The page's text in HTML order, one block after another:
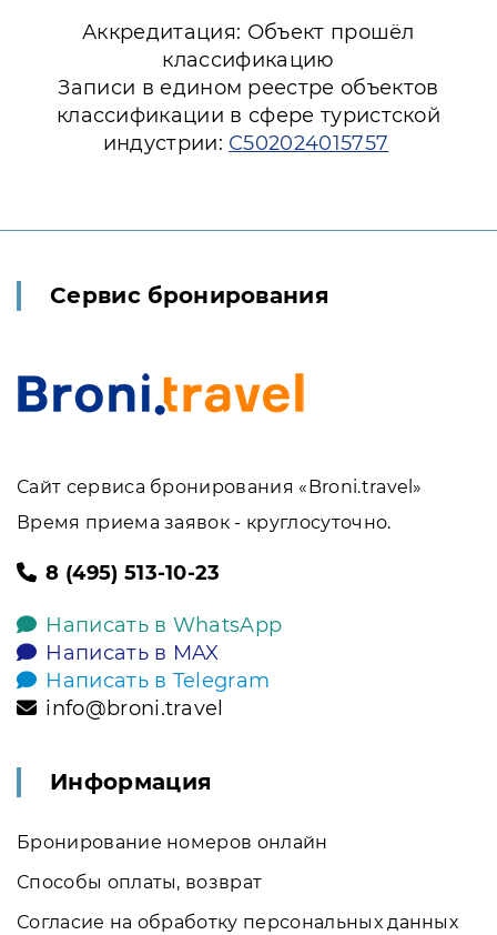
Аккредитация: Объект прошёл
классификацию
Записи в едином реестре объектов
классификации в сфере туристской
индустрии: С502024015757
Сервис бронирования
Сайт сервиса бронирования «Broni.travel»
Время приема заявок - круглосуточно.
8 (495) 513-10-23
Написать в WhatsApp
Написать в MAX
Написать в Telegram
info@broni.travel
Информация
Бронирование номеров онлайн
Способы оплаты, возврат
Согласие на обработку персональных данных